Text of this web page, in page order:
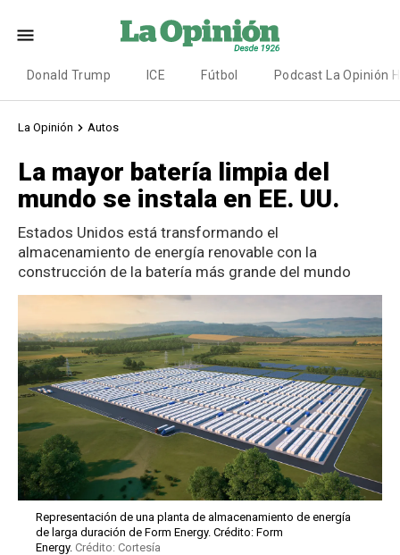
Donald Trump ICE Fútbol Podcast La Opinión
La Opinión Autos
La mayor batería limpia del
mundo se instala en EE. UU.
Estados Unidos está transformando el
almacenamiento de energía renovable con la
construcción de la batería más grande del mundo
Representación de una planta de almacenamiento de energía
de larga duración de Form Energy. Crédito: Form
Energy. Crédito: Cortesía